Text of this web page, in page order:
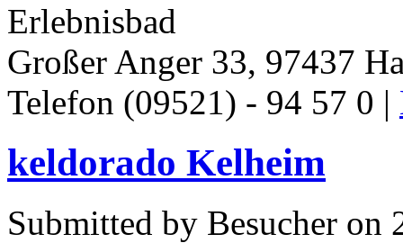
Erlebnisbad
Großer Anger 33, 97437
Telefon (09521) - 94 57 0 |
keldorado Kelheim
Submitted by Besucher on